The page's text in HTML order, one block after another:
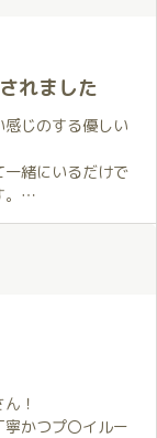
来ずに前倒し。
今年もいい１年
寄りがたい印象
てなしの精神に
極め、その時の
な気がします。
い、そんな女性
と良いのです
れました
じのする優しい
緒にいるだけで
す。
必要を感じるこ
ました。
ごす時間が良い
と大切にしても
で優しくハグと
持ちになりまし
！
かつプ〇イルー